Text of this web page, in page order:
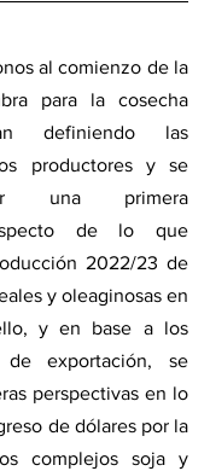
al comienzo de la
para la cosecha
definiendo las
productores y se
una primera
de lo que
2022/23 de
y oleaginosas en
y en base a los
de exportación, se
perspectivas en lo
de dólares por la
complejos soja y